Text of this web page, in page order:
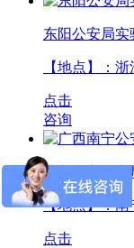
东阳公安局实
【地点】：
点击
咨询
广西南宁公安
【地点】：南
点击